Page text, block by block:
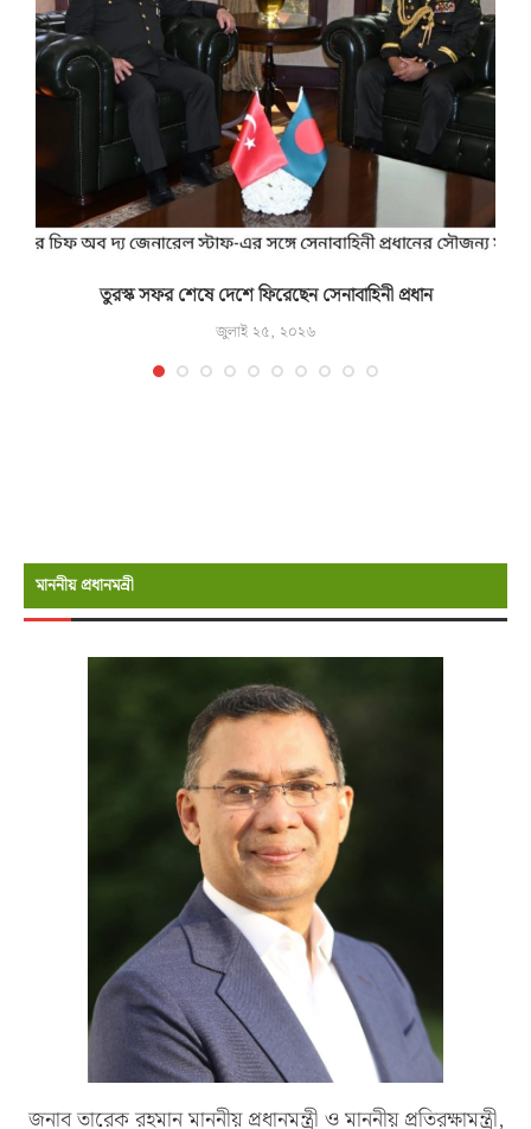
তুরস্ক সফর শেষে দেশে ফিরেছেন সেনাবাহিনী প্রধান
জুলাই ২৫, ২০২৬
মাননীয় প্রধানমন্রী
জনাব তারেক রহমান মাননীয় প্রধানমন্ত্রী ও মাননীয় প্রতিরক্ষামন্ত্রী,